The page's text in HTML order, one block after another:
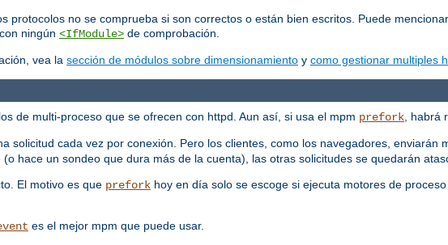
protocolos no se comprueba si son correctos o están bien escritos. Puede
con ningún <IfModule> de comprobación.
vea la sección de módulos sobre dimensionamiento y como gestionar multiples
de multi-proceso que se ofrecen con httpd. Aun así, si usa el mpm prefork, habrá
solicitud cada vez por conexión. Pero los clientes, como los navegadores, enviarán
hace un sondeo que dura más de la cuenta), las otras solicitudes se quedarán
El motivo es que prefork hoy en día solo se escoge si ejecuta motores de
es el mejor mpm que puede usar.